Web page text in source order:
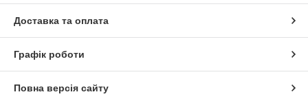
Доставка та оплата
Графік роботи
Повна версія сайту